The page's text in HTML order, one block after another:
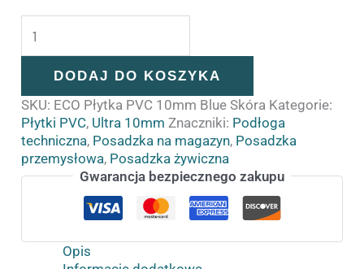
DODAJ DO KOSZYKA
SKU: ECO Płytka PVC 10mm Blue Skóra Kategorie:
Płytki PVC, Ultra 10mm Znaczniki: Podłoga
techniczna, Posadzka na magazyn, Posadzka
przemysłowa, Posadzka żywiczna
Gwarancja bezpiecznego zakupu
Opis